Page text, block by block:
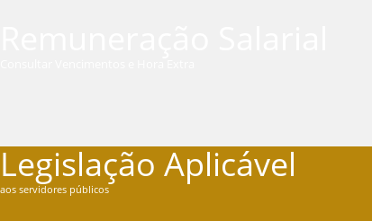
Legislação Aplicável
aos servidores públicos